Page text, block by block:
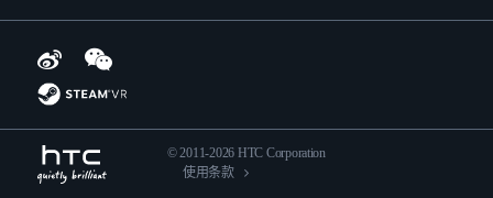
© 2011-2026 HTC Corporation
使用条款